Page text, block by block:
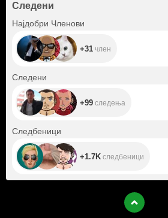
Следени
Најдобри Членови
+31 член
Следени
+99 следења
Следбеници
+1.7K следбеници